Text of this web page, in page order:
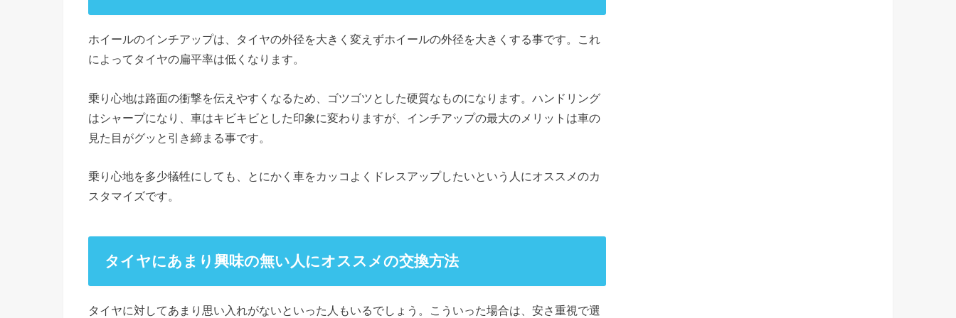
ホイールのインチアップは、タイヤの外径を大きく変えずホイールの外径を大きくする事です。これ
によってタイヤの扁平率は低くなります。
乗り心地は路面の衝撃を伝えやすくなるため、ゴツゴツとした硬質なものになります。ハンドリング
はシャープになり、車はキビキビとした印象に変わりますが、インチアップの最大のメリットは車の
見た目がグッと引き締まる事です。
乗り心地を多少犠牲にしても、とにかく車をカッコよくドレスアップしたいという人にオススメのカ
スタマイズです。
タイヤにあまり興味の無い人にオススメの交換方法
タイヤに対してあまり思い入れがないといった人もいるでしょう。こういった場合は、安さ重視で選